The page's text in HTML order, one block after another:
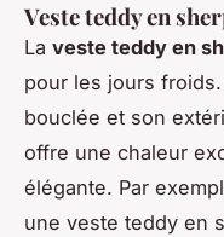
Veste teddy en
La veste teddy en
pour les jours
bouclée et son
offre une chaleur
élégante. Par
une veste teddy en